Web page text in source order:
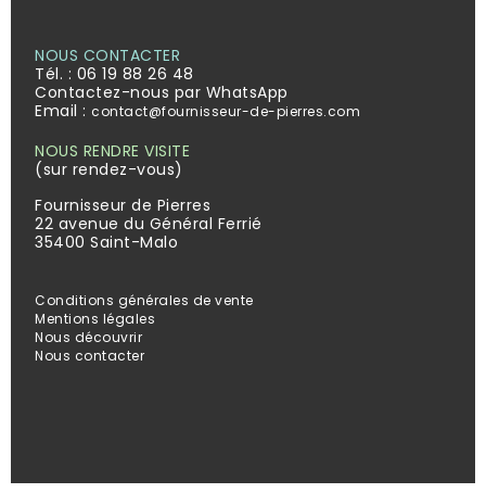
NOUS CONTACTER
Tél. : 06 19 88 26 48
Contactez-nous par WhatsApp
Email : contact@fournisseur-de-pierres.com
NOUS RENDRE VISITE
(sur rendez-vous)
Fournisseur de Pierres
22 avenue du Général Ferrié
35400 Saint-Malo
Conditions générales de vente
Mentions légales
Nous découvrir
Nous contacter